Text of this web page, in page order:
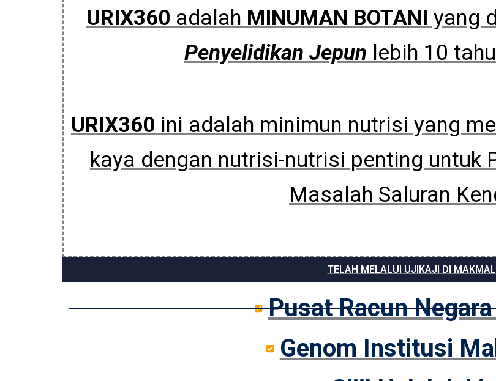
URIX360 adalah MINUMAN BOTANI yang
Penyelidikan Jepun lebih 10
URIX360 ini adalah minimun nutrisi yang
kaya dengan nutrisi-nutrisi penting untuk
Masalah Saluran
TELAH MELALUI UJIKAJI DI MAKMAL
Pusat Racun
Genom Institusi